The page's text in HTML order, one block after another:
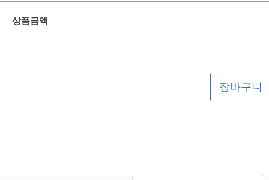
상품금액
장바구니